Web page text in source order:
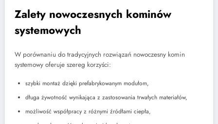
Zalety nowoczesnych kominów
systemowych
W porównaniu do tradycyjnych rozwiązań nowoczesny komin
systemowy oferuje szereg korzyści:
szybki montaż dzięki prefabrykowanym modułom,
długa żywotność wynikająca z zastosowania trwałych materiałów,
możliwość współpracy z różnymi źródłami ciepła,